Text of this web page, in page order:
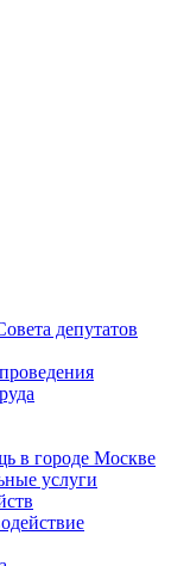
депутатов
в городе Москве
услуги